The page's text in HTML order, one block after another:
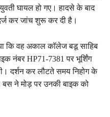
घायल हो गए। हादसे के बाद
कर जांच शुरू कर दी है।
कि वह अकाल कॉलेज बडू साहिब
नंबर HP71-7381 पर भूर्शिंग
दर्शन कर लौटते समय निहोग के
ने मोड़ पर उनकी बाइक को